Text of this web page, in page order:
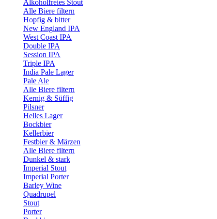
Alkoholfreies Stout
Alle Biere filtern
Hopfig & bitter
New England IPA
West Coast IPA
Double IPA
Session IPA
Triple IPA
India Pale Lager
Pale Ale
Alle Biere filtern
Kernig & Süffig
Pilsner
Helles Lager
Bockbier
Kellerbier
Festbier & Märzen
Alle Biere filtern
Dunkel & stark
Imperial Stout
Imperial Porter
Barley Wine
Quadrupel
Stout
Porter